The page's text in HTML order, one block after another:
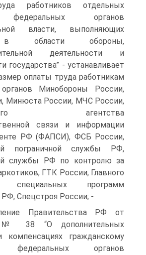
работников отдельных
федеральных органов
власти, выполняющих
области обороны,
деятельности и
государства” - устанавливает
оплаты труда работникам
Минобороны России,
Минюста России, МЧС России,
агентства
связи и информации
РФ (ФАПСИ), ФСБ России,
пограничной службы РФ,
службы РФ по контролю за
ГТК России, Главного
специальных программ
Спецстроя России; -
Правительства РФ от
№ 38 “О дополнительных
компенсациях гражданскому
федеральных органов